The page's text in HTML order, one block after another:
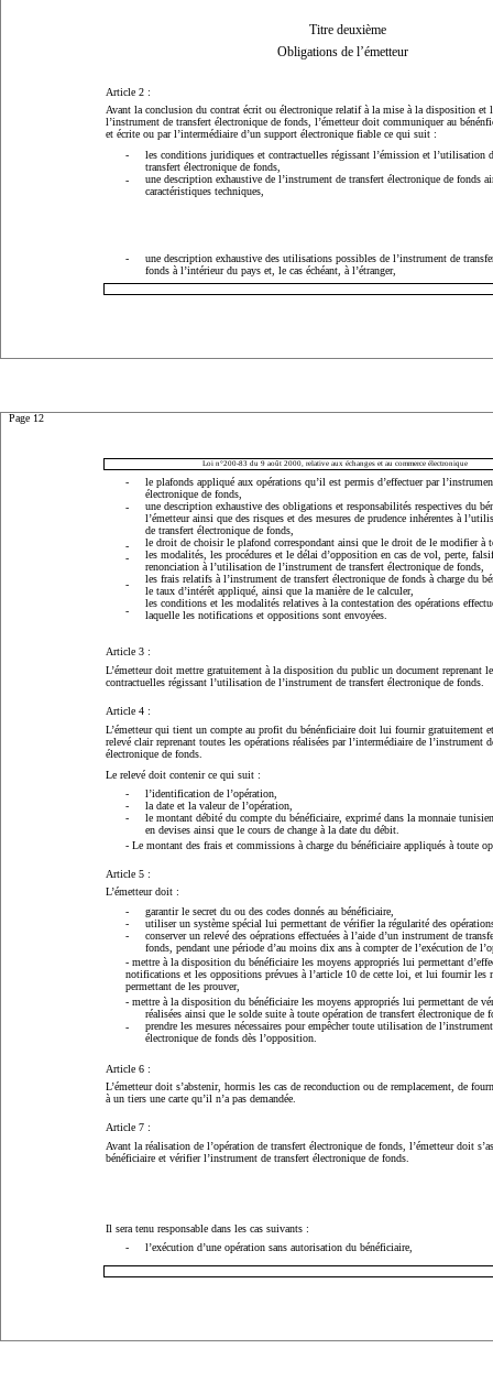
Titre deuxième
Obligations de l’émetteur
Article 2 :
Avant la conclusion du contrat écrit ou électronique relatif à la mise à la disposition et
l’instrument de transfert électronique de fonds, l’émetteur doit communiquer au
et écrite ou par l’intermédiaire d’un support électronique fiable ce qui suit :
-
-
les conditions juridiques et contractuelles régissant l’émission et l’utilisation
transfert électronique de fonds,
une description exhaustive de l’instrument de transfert électronique de fonds
caractéristiques techniques,
-
une description exhaustive des utilisations possibles de l’instrument de
fonds à l’intérieur du pays et, le cas échéant, à l’étranger,
Page 12
Loi n°200-83 du 9 août 2000, relative aux échanges et au commerce électronique
-
-
-
-
-
-
le plafonds appliqué aux opérations qu’il est permis d’effectuer par
électronique de fonds,
une description exhaustive des obligations et responsabilités respectives du
l’émetteur ainsi que des risques et des mesures de prudence inhérentes à
de transfert électronique de fonds,
le droit de choisir le plafond correspondant ainsi que le droit de le modifier à
les modalités, les procédures et le délai d’opposition en cas de vol, perte,
renonciation à l’utilisation de l’instrument de transfert électronique de fonds,
les frais relatifs à l’instrument de transfert électronique de fonds à charge du
le taux d’intérêt appliqué, ainsi que la manière de le calculer,
les conditions et les modalités relatives à la contestation des opérations
laquelle les notifications et oppositions sont envoyées.
Article 3 :
L’émetteur doit mettre gratuitement à la disposition du public un document reprenant
contractuelles régissant l’utilisation de l’instrument de transfert électronique de fonds.
Article 4 :
L’émetteur qui tient un compte au profit du bénénficiaire doit lui fournir gratuitement
relevé clair reprenant toutes les opérations réalisées par l’intermédiaire de l’instrument
électronique de fonds.
Le relevé doit contenir ce qui suit :
-
-
-
l’identification de l’opération,
la date et la valeur de l’opération,
le montant débité du compte du bénéficiaire, exprimé dans la monnaie
en devises ainsi que le cours de change à la date du débit.
- Le montant des frais et commissions à charge du bénéficiaire appliqués à toute
Article 5 :
L’émetteur doit :
-
-
-
garantir le secret du ou des codes donnés au bénéficiaire,
utiliser un système spécial lui permettant de vérifier la régularité des
conserver un relevé des oéprations effectuées à l’aide d’un instrument de
fonds, pendant une période d’au moins dix ans à compter de l’exécution de
- mettre à la disposition du bénéficiaire les moyens appropriés lui permettant
notifications et les oppositions prévues à l’article 10 de cette loi, et lui fournir les
permettant de les prouver,
- mettre à la disposition du bénéficiaire les moyens appropriés lui permettant de
-
réalisées ainsi que le solde suite à toute opération de transfert électronique de
prendre les mesures nécessaires pour empêcher toute utilisation de
électronique de fonds dès l’opposition.
Article 6 :
L’émetteur doit s’abstenir, hormis les cas de reconduction ou de remplacement, de
à un tiers une carte qu’il n’a pas demandée.
Article 7 :
Avant la réalisation de l’opération de transfert électronique de fonds, l’émetteur doit
bénéficiaire et vérifier l’instrument de transfert électronique de fonds.
Il sera tenu responsable dans les cas suivants :
-
l’exécution d’une opération sans autorisation du bénéficiaire,